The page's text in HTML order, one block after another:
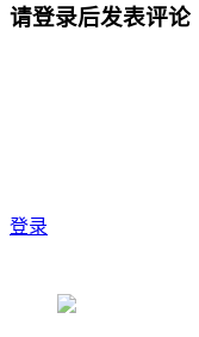
请登录后发表评论
登录